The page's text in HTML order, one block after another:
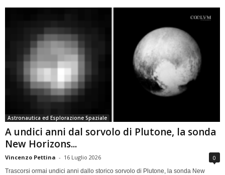
Astronautica ed Esplorazione Spaziale
A undici anni dal sorvolo di Plutone, la sonda
New Horizons...
Vincenzo Pettina - 16 Luglio 2026 0
Trascorsi ormai undici anni dallo storico sorvolo di Plutone, la sonda New